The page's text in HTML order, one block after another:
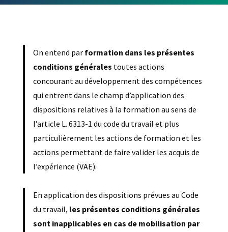
On entend par formation dans les présentes
conditions générales toutes actions
concourant au développement des compétences
qui entrent dans le champ d’application des
dispositions relatives à la formation au sens de
l’article L. 6313-1 du code du travail et plus
particulièrement les actions de formation et les
actions permettant de faire valider les acquis de
l’expérience (VAE).
En application des dispositions prévues au Code
du travail, les présentes conditions générales
sont inapplicables en cas de mobilisation par